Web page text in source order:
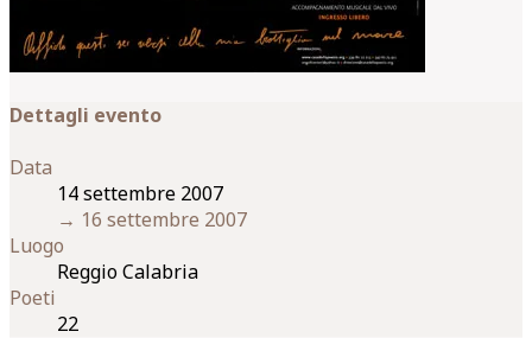
Dettagli evento
Data
14 settembre 2007
→ 16 settembre 2007
Luogo
Reggio Calabria
Poeti
22